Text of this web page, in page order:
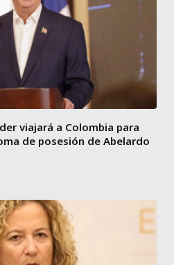
viajará a Colombia para
de posesión de Abelardo